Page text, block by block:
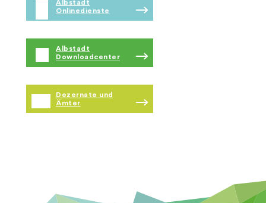
Albstadt
Onlinedienste
Albstadt
Downloadcenter
Dezernate und
Ämter